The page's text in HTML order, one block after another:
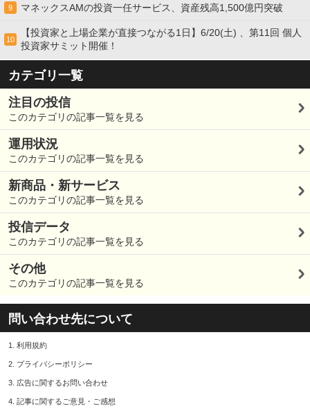
9 マネックスAMの投資一任サービス、資産残高1,500億円突破
10
【投資家と上場企業が直接つながる1日】6/20(土) 、第11回 個人
投資家サミット開催！
カテゴリ一覧
注目の投信
このカテゴリの記事一覧を見る
運用状況
このカテゴリの記事一覧を見る
新商品・新サービス
このカテゴリの記事一覧を見る
投信データ
このカテゴリの記事一覧を見る
その他
このカテゴリの記事一覧を見る
問い合わせ先について
1. 利用規約
2. プライバシーポリシー
3. 広告に関するお問い合わせ
4. 記事に関するご意見・ご感想